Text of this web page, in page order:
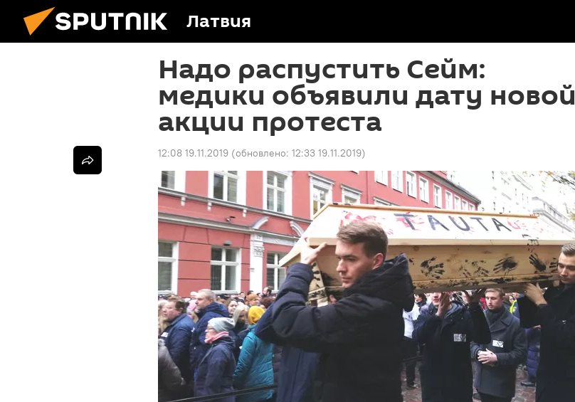
Латвия
Надо распустить Сейм:
медики объявили дату новой
акции протеста
12:08 19.11.2019 (обновлено: 12:33 19.11.2019)